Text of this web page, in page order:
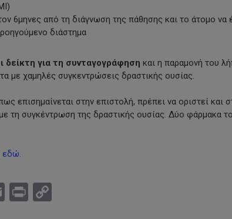
6μηνες από τη διάγνωση της πάθησης και το άτομο να
διάστημα
δείκτη για τη συνταγογράφηση και η παραμονή του
με χαμηλές συγκεντρώσεις δραστικής ουσίας.
επισημαίνεται στην επιστολή, πρέπει να οριστεί και
τη συγκέντρωση της δραστικής ουσίας. Δύο φάρμακα
εδώ.
Email
Print